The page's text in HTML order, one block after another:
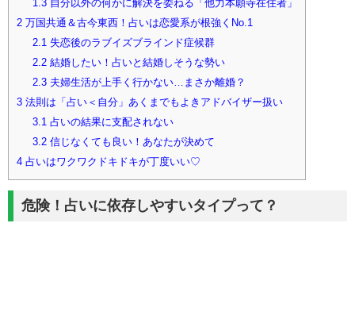
1.3自分以外の何かに解決を委ねる「他力本願寺在住者」
2 万国共通＆古今東西！占いは恋愛系が根強くNo.1
2.1失恋後のラブイズブラインド症候群
2.2結婚したい！占いと結婚しそうな勢い
2.3夫婦生活が上手く行かない…まさか離婚？
3 法則は「占い＜自分」あくまでもよきアドバイザー扱い
3.1占いの結果に支配されない
3.2信じなくても良い！あなたが決めて
4 占いはワクワクドキドキが丁度いい♡
危険！占いに依存しやすいタイプって？